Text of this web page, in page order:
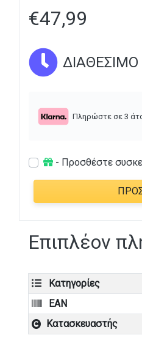
€47,99
Πληρώστε σε 3
- Προσθέστε
Επιπλέον
Κατηγορίες
EAN
Κατασκευαστής